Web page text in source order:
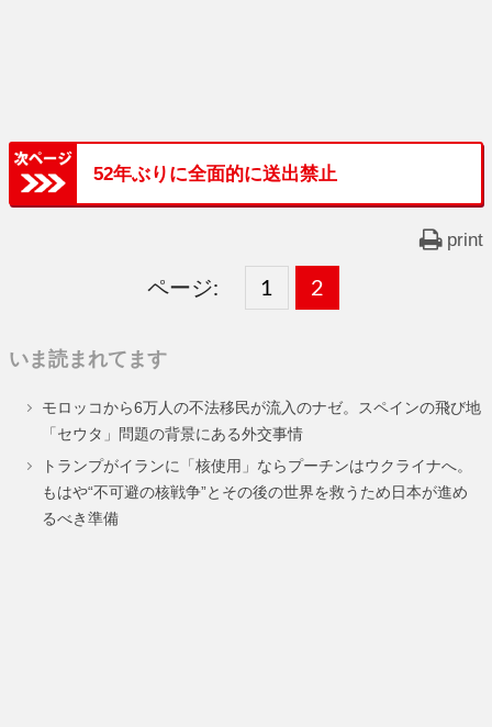
52年ぶりに全面的に送出禁止
print
ページ:
固
ー
ジ
1 ,
固
ー
ジ
2
いま読まれてます
モロッコから6万人の不法移民が流入のナゼ。スペインの飛び地
「セウタ」問題の背景にある外交事情
トランプがイランに「核使用」ならプーチンはウクライナへ。
もはや“不可避の核戦争”とその後の世界を救うため日本が進め
るべき準備